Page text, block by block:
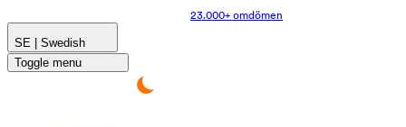
23.000+ omdömen
SE | Swedish
Toggle menu